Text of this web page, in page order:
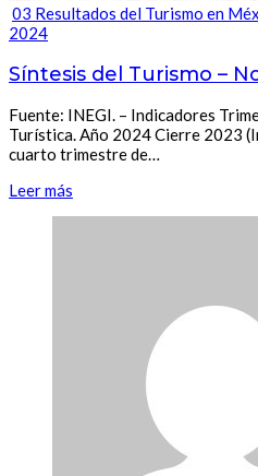
03 Resultados del Turismo en
2024
Síntesis del Turismo –
Fuente: INEGI. – Indicadores
Turística. Año 2024 Cierre 2023
cuarto trimestre de…
Leer más